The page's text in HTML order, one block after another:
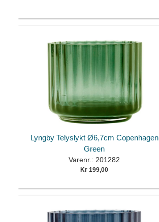
Lyngby Telyslykt Ø6,7cm Copenhagen
Green
Varenr.: 201282
Kr 199,00